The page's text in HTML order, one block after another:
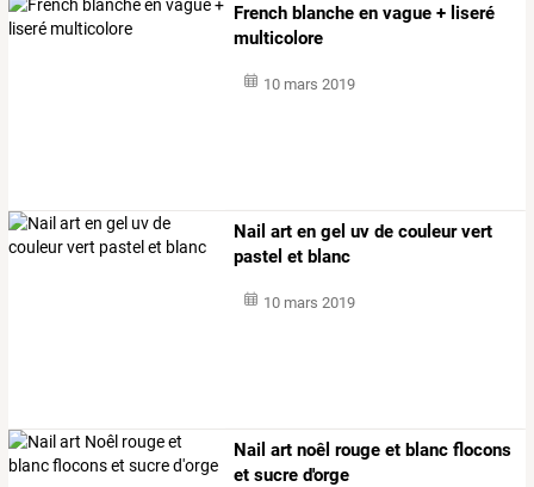
French blanche en vague + liseré
multicolore
10 mars 2019
Nail art en gel uv de couleur vert
pastel et blanc
10 mars 2019
Nail art noêl rouge et blanc flocons
et sucre d'orge